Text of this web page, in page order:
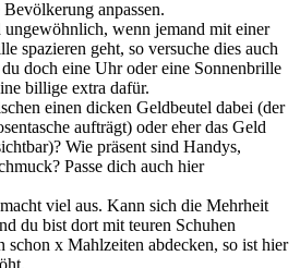
anpassen.
ungewöhnlich, wenn jemand mit einer
spazieren geht, so versuche dies auch
doch eine Uhr oder eine Sonnenbrille
billige extra dafür.
einen dicken Geldbeutel dabei (der
aufträgt) oder eher das Geld
Wie präsent sind Handys,
Passe dich auch hier
viel aus. Kann sich die Mehrheit
du bist dort mit teuren Schuhen
schon x Mahlzeiten abdecken, so ist hier